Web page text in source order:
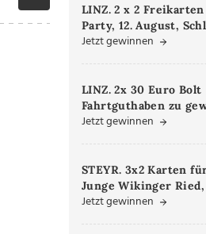
LINZ. 2 x 2
Party, 12. August,
Jetzt gewinnen
LINZ. 2x 30 Euro Bolt
Fahrtguthaben zu
Jetzt gewinnen
STEYR. 3x2 Karten
Junge Wikinger Ried,
Jetzt gewinnen